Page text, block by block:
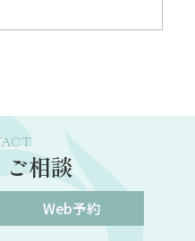
ご相談
Web予約